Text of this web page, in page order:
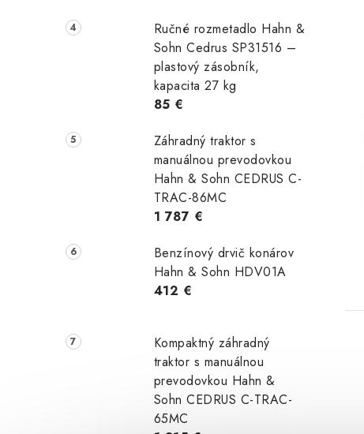
Ručné rozmetadlo Hahn &
Sohn Cedrus SP31516 –
plastový zásobník,
kapacita 27 kg
85 €
Záhradný traktor s
manuálnou prevodovkou
Hahn & Sohn CEDRUS C-
TRAC-86MC
1 787 €
Benzínový drvič konárov
Hahn & Sohn HDV01A
412 €
Kompaktný záhradný
traktor s manuálnou
prevodovkou Hahn &
Sohn CEDRUS C-TRAC-
65MC